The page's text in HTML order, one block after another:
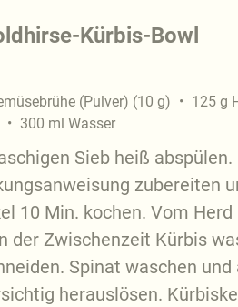
Kürbis-Bowl
(Pulver) (10 g) 125 g
300 ml Wasser
Sieb heiß
zubereiten
10 Min. kochen. Vom
der Zwischenzeit Kürbis
Spinat waschen
herauslösen.